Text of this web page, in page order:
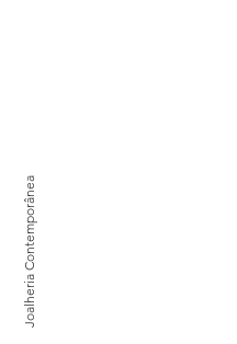
Joalheria Contemporânea